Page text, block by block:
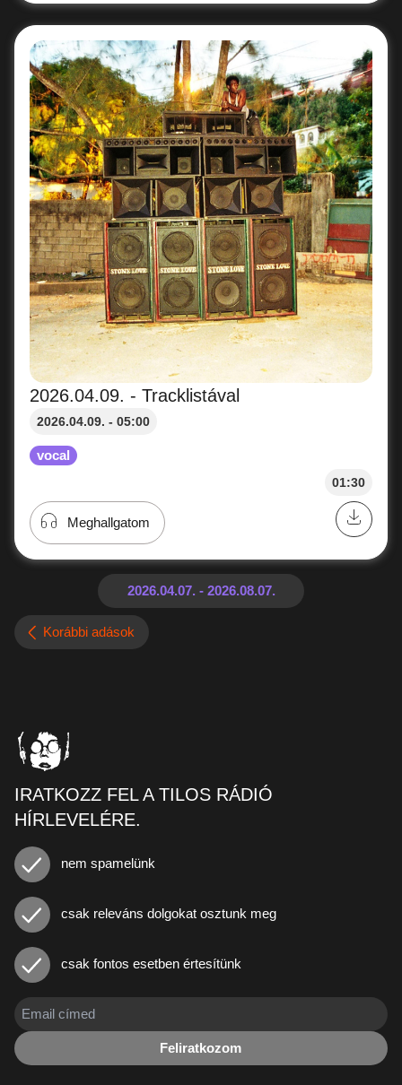
2026.04.09. - Tracklistával
2026.04.09. - 05:00
vocal
01:30
Meghallgatom
Korábbi adások
IRATKOZZ FEL A TILOS RÁDIÓ
HÍRLEVELÉRE.
nem spamelünk
csak releváns dolgokat osztunk meg
csak fontos esetben értesítünk
Feliratkozom